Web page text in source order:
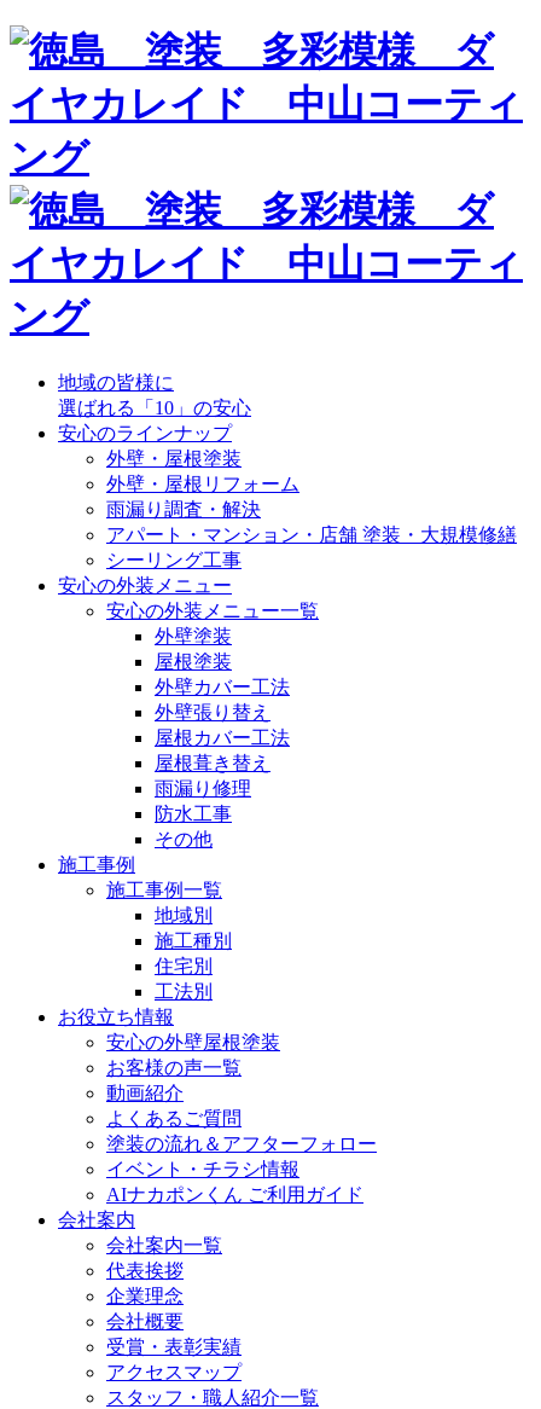
地域の皆様に
選ばれる「10」の安心
安心のラインナップ
外壁・屋根塗装
外壁・屋根リフォーム
雨漏り調査・解決
アパート・マンション・店舗 塗装・大規模修繕
シーリング工事
安心の外装メニュー
安心の外装メニュー一覧
外壁塗装
屋根塗装
外壁カバー工法
外壁張り替え
屋根カバー工法
屋根葺き替え
雨漏り修理
防水工事
その他
施工事例
施工事例一覧
地域別
施工種別
住宅別
工法別
お役立ち情報
安心の外壁屋根塗装
お客様の声一覧
動画紹介
よくあるご質問
塗装の流れ＆アフターフォロー
イベント・チラシ情報
AIナカポンくん ご利用ガイド
会社案内
会社案内一覧
代表挨拶
企業理念
会社概要
受賞・表彰実績
アクセスマップ
スタッフ・職人紹介一覧